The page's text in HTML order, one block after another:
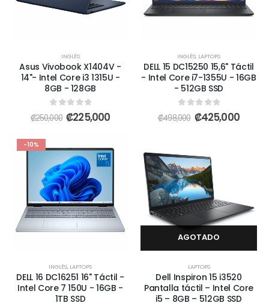
INGLÉS
Asus Vivobook X1404V -
14"- Intel Core i3 1315U -
8GB - 128GB
0 out of 5
₡250,000 ₡225,000
INGLÉS, LAPTOPS
DELL 15 DC15250 15,6" Táctil
- Intel Core i7-1355U - 16GB
- 512GB SSD
0out of 5
₡498,000 ₡425,000
-10%
INGLÉS, LAPTOPS
DELL 16 DC16251 16" Táctil -
Intel Core 7 150U - 16GB -
1TB SSD
AGOTADO
LAPTOPS
Dell Inspiron 15 i3520
Pantalla táctil – Intel Core
i5 – 8GB – 512GB SSD